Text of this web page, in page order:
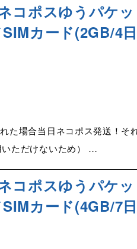
コポスゆうパケ
カード(2GB/4
た場合当日ネコポス発送！
ただけないため） …
コポスゆうパケ
カード(4GB/7